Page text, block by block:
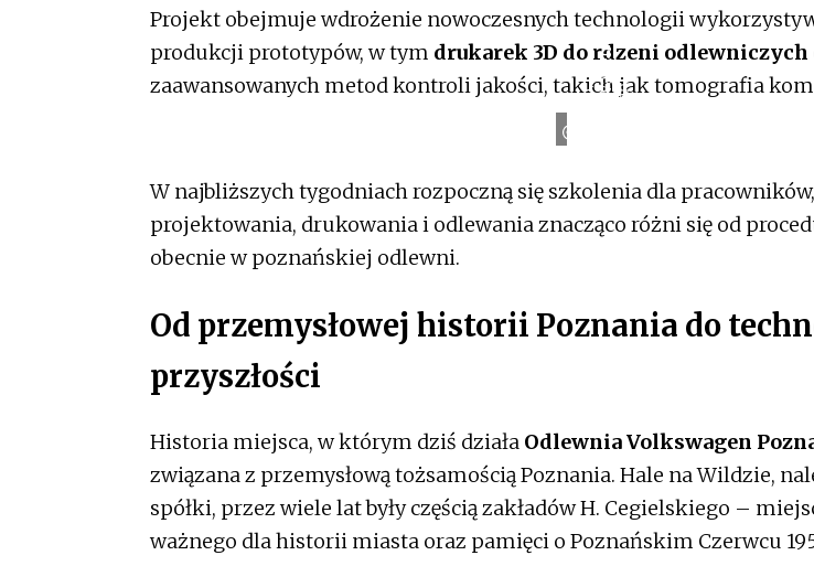
Projekt obejmuje wdrożenie nowoczesnych technologii
produkcji prototypów, w tym drukarek 3D do rdzeni odlewniczych
zaawansowanych metod kontroli jakości, takich jak tomografia
nń
W najbliższych tygodniach rozpoczną się szkolenia dla
projektowania, drukowania i odlewania znacząco różni się od
obecnie w poznańskiej odlewni.
Od przemysłowej historii Poznania do
przyszłości
Historia miejsca, w którym dziś działa Odlewnia Volkswagen
związana z przemysłową tożsamością Poznania. Hale na Wildzie,
spółki, przez wiele lat były częścią zakładów H. Cegielskiego –
ważnego dla historii miasta oraz pamięci o Poznańskim Czerwcu